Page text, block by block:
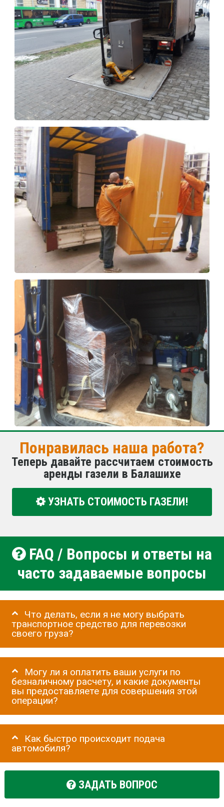
Понравилась наша работа?
Теперь давайте рассчитаем стоимость
аренды газели в Балашихе
УЗНАТЬ СТОИМОСТЬ ГАЗЕЛИ!
FAQ / Вопросы и ответы на
часто задаваемые вопросы
Что делать, если я не могу выбрать
транспортное средство для перевозки
своего груза?
Могу ли я оплатить ваши услуги по
безналичному расчету, и какие документы
вы предоставляете для совершения этой
операции?
Как быстро происходит подача
автомобиля?
ЗАДАТЬ ВОПРОС